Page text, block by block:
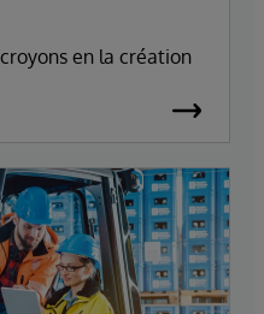
en la création